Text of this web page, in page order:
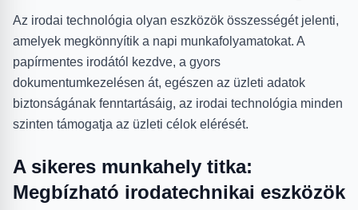
Az irodai technológia olyan eszközök összességét jelenti,
amelyek megkönnyítik a napi munkafolyamatokat. A
papírmentes irodától kezdve, a gyors
dokumentumkezelésen át, egészen az üzleti adatok
biztonságának fenntartásáig, az irodai technológia minden
szinten támogatja az üzleti célok elérését.
A sikeres munkahely titka:
Megbízható irodatechnikai eszközök